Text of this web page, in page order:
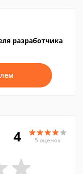
разработчика
4 5 оценок